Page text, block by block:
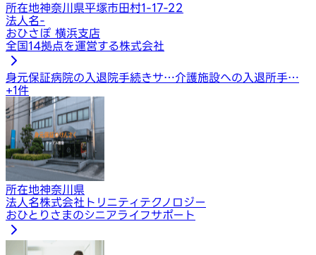
所在地神奈川県平塚市田村1-17-22
法人名-
おひさぽ 横浜支店
全国14拠点を運営する株式会社
身元保証病院の入退院手続きサ…介護施設への入退所手…
+1件
所在地神奈川県
法人名株式会社トリニティテクノロジー
おひとりさまのシニアライフサポート